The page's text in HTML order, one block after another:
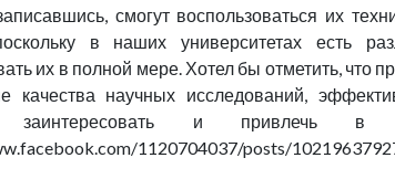
смогут воспользоваться их
в наших университетах есть
их в полной мере. Хотел бы отметить,
качества научных исследований,
заинтересовать и привлечь в
1120704037/posts/